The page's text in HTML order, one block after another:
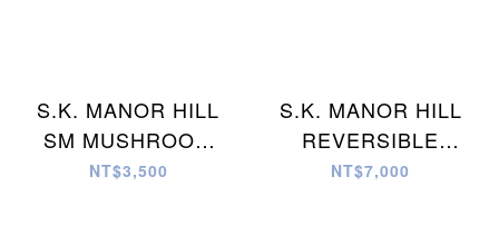
S.K. MANOR HILL
SM MUSHROOM
KYCHN/NCKLC 項
NT$3,500
S.K. MANOR HILL
REVERSIBLE
BALL SHORT 短褲
NT$7,000